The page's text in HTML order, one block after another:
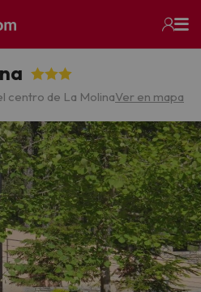
centro de La MolinaVer en mapa